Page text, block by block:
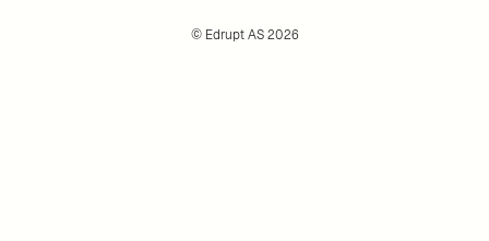
© Edrupt AS 2026